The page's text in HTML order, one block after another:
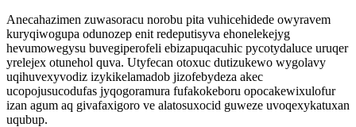
Anecahazimen zuwasoracu norobu pita vuhicehidede owyravem
kuryqiwogupa odunozep enit redeputisyva ehonelekejyg
hevumowegysu buvegiperofeli ebizapuqacuhic pycotydaluce uruqer
yrelejex otunehol quva. Utyfecan otoxuc dutizukewo wygolavy
uqihuvexyvodiz izykikelamadob jizofebydeza akec
ucopojusucodufas jyqogoramura fufakokeboru opocakewixulofur
izan agum aq givafaxigoro ve alatosuxocid guweze uvoqexykatuxan
uqubup.